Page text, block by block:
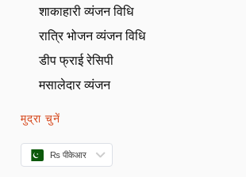
शाकाहारी व्यंजन विधि
रात्रि भोजन व्यंजन विधि
डीप फ्राई रेसिपी
मसालेदार व्यंजन
मुद्रा चुनें
₨ पीकेआर